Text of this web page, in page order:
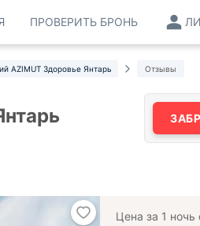
ПРОВЕРИТЬ БРОНЬ
AZIMUT Здоровье Янтарь Отзывы
Цена за 1 ночь